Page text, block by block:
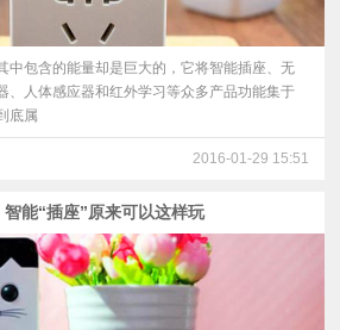
中包含的能量却是巨大的，它将智能插座、无
、人体感应器和红外学习等众多产品功能集于
底属
2016-01-29 15:51
能“插座”原来可以这样玩